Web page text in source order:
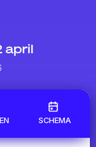
april
SCHEMA